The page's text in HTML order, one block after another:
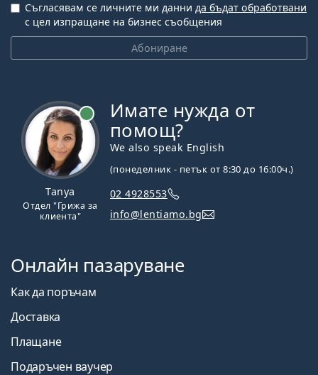
Абониране
Съгласявам се личните ми данни да бъдат обработвани
с цел изпращане на бизнес съобщения
Tanya
Отдел "Грижа за
клиента"
Имате нужда от
помощ?
We also speak English
(понеделник - петък от 8:30 до 16:00ч.)
02 4928553
info@lentiamo.bg
Онлайн пазаруване
Как да поръчам
Доставка
Плащане
Подаръчен ваучер